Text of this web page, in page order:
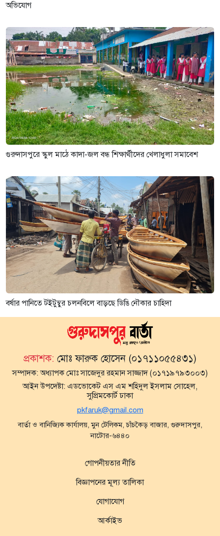
অভিযোগ
গুরুদাসপুরে স্কুল মাঠে কাদা-জল বন্ধ শিক্ষার্থীদের খেলাধুলা সমাবেশ
বর্ষার পানিতে টইটুম্বুর চলনবিলে বাড়ছে ডিঙি নৌকার চাহিদা
প্রকাশক: মোঃ ফারুক হোসেন (০১৭১১০৫৫৪৩১)
সম্পাদক:অধ্যাপক মোঃ সাজেদুর রহমান সাজ্জাদ (০১৭১৯৭৯৩০০৩)
আইন উপদেষ্টা: এডভোকেট এস এম শহিদুল ইসলাম সোহেল,
সুপ্রিমকোর্ট ঢাকা
pkfaruk@gmail.com
বার্তা ও বানিজ্যিক কার্যালয়, মুন টেলিকম, চাঁচকৈড় বাজার, গুরুদাসপুর,
নাটোর-৬৪৪০
গোপনীয়তার নীতি
বিজ্ঞাপনের মূল্য তালিকা
যোগাযোগ
আর্কাইভ